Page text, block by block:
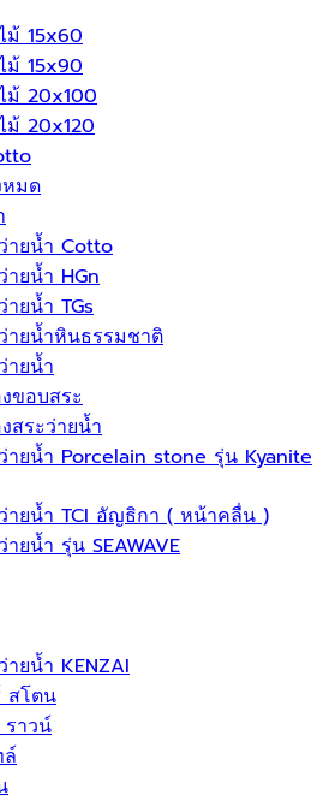
ม้ 15x60
ม้ 15x90
ม้ 20x100
20x120
มด
ยน้ำ Cotto
ายน้ำ HGn
ายน้ำ TGs
ายน้ำหินธรรมชาติ
ายนํ้า
ขอบสระ
สระว่ายนํ้า
ายนํ้า Porcelain stone รุ่น Kyanite
ายนํ้า TCI อัญธิกา ( หน้าคลื่น )
ยนํ้า รุ่น SEAWAVE
ายน้ำ KENZAI
โตน
าวน์